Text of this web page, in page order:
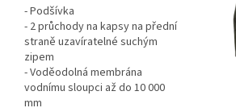
- Podšívka
- 2 průchody na kapsy na přední
straně uzavíratelné suchým
zipem
- Voděodolná membrána
vodnímu sloupci až do 10 000
mm